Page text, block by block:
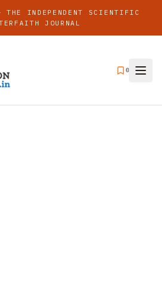
THE INDEPENDENT SCIENTIFIC
JOURNAL
0